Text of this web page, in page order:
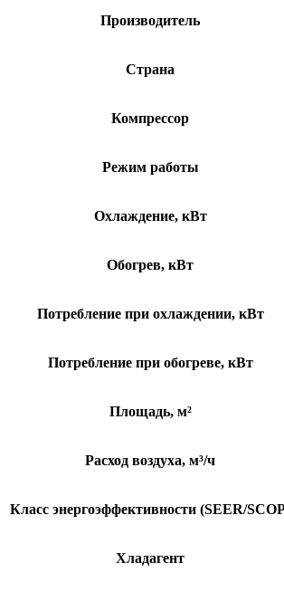
Производитель
Страна
Компрессор
Режим работы
Охлаждение, кВт
Обогрев, кВт
Потребление при охлаждении, кВт
Потребление при обогреве, кВт
Площадь, м²
Расход воздуха, м³/ч
Класс энергоэффективности (SEER/
Хладагент